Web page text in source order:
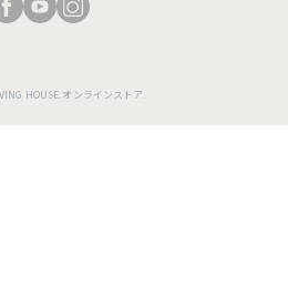
HOUSE.オンラインストア.